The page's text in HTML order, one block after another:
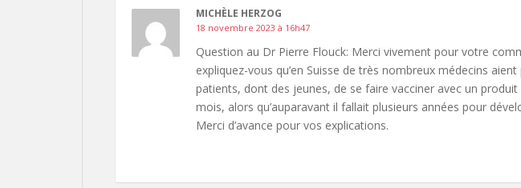
MICHÈLE HERZOG
18 novembre 2023 à 16h47
Question au Dr Pierre Flouck: Merci vivement pour votre
expliquez-vous qu’en Suisse de très nombreux médecins
patients, dont des jeunes, de se faire vacciner avec un
mois, alors qu’auparavant il fallait plusieurs années pour
Merci d’avance pour vos explications.